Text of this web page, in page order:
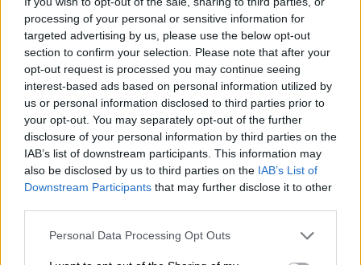
processing of your personal or sensitive information for
targeted advertising by us, please use the below opt-out
section to confirm your selection. Please note that after your
opt-out request is processed you may continue seeing
interest-based ads based on personal information utilized by
us or personal information disclosed to third parties prior to
your opt-out. You may separately opt-out of the further
disclosure of your personal information by third parties on the
IAB’s list of downstream participants. This information may
also be disclosed by us to third parties on the IAB’s List of
Downstream Participants that may further disclose it to other
Personal Data Processing Opt Outs